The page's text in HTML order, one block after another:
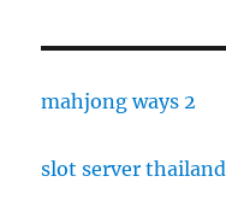
mahjong ways 2
slot server thailand